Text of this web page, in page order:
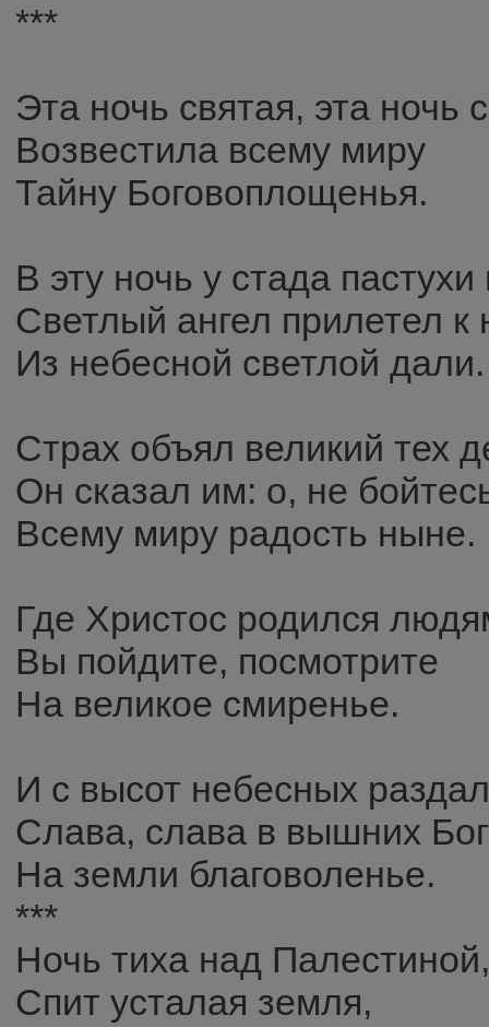
***
Эта ночь святая, эта ночь
Возвестила всему миру
Тайну Боговоплощенья.
В эту ночь у стада
Светлый ангел прилетел к
Из небесной светлой дали.
Страх объял великий тех
Он сказал им: о, не
Всему миру радость ныне.
Где Христос родился
Вы пойдите, посмотрите
На великое смиренье.
И с высот небесных
Слава, слава в вышних
На земли благоволенье.
***
Ночь тиха над Палестиной,
Спит усталая земля,